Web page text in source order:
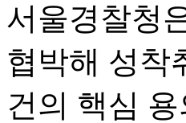
서울경찰청
협박해 성착
건의 핵심